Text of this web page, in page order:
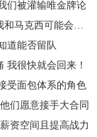
们被灌输唯金牌论
克西可能会参加
道能否留队
我很快就会回来！
受面包体系的角色
们愿意接手大合同
资空间且提高战力